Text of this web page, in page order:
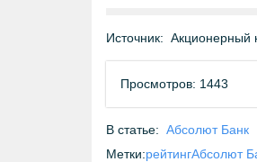
Источник: Акционерный
Просмотров: 1443
В статье: Абсолют Банк
Метки:рейтингАбсолют